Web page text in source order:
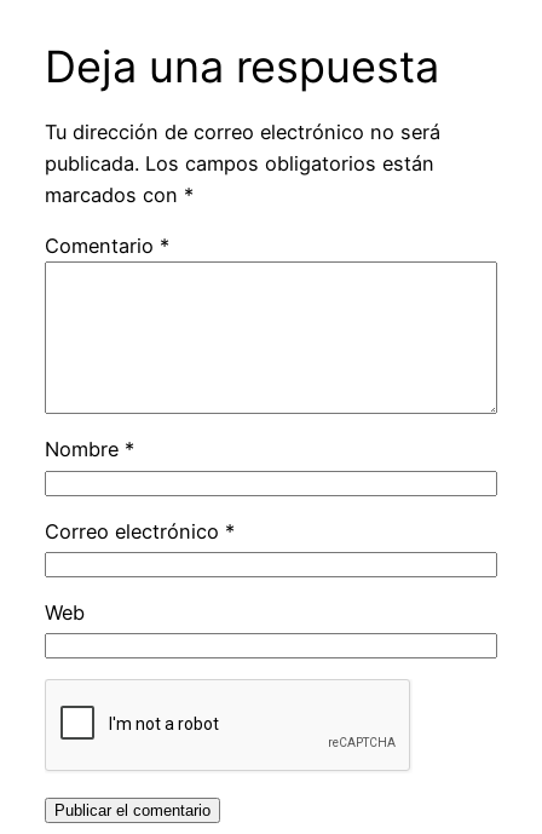
Deja una respuesta
Tu dirección de correo electrónico no será
publicada. Los campos obligatorios están
marcados con *
Comentario *
Nombre *
Correo electrónico *
Web